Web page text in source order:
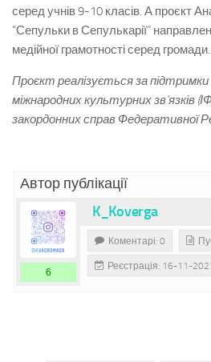
серед учнів 9-10 класів. А проєкт
“Сепульки в Сепулькарії”
медійної грамотності серед громади.
Проєкт реалізується за
міжнародних культурних зв’язків
закордонних справ Федеративної
Автор публікації
K_Koverga
6
Коментарі: 0
Реєстрація: 16-11-